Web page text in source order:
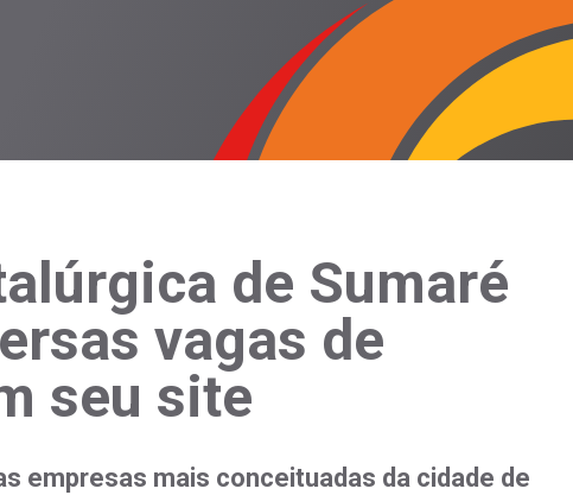
de Sumaré
vagas de
seu site
empresas mais conceituadas da cidade de